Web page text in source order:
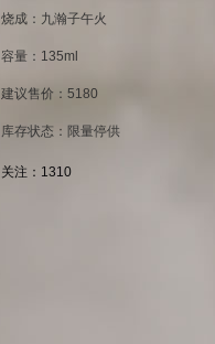
烧成：九瀚子午火
容量：135ml
建议售价：5180
库存状态：限量停供
关注： 1310